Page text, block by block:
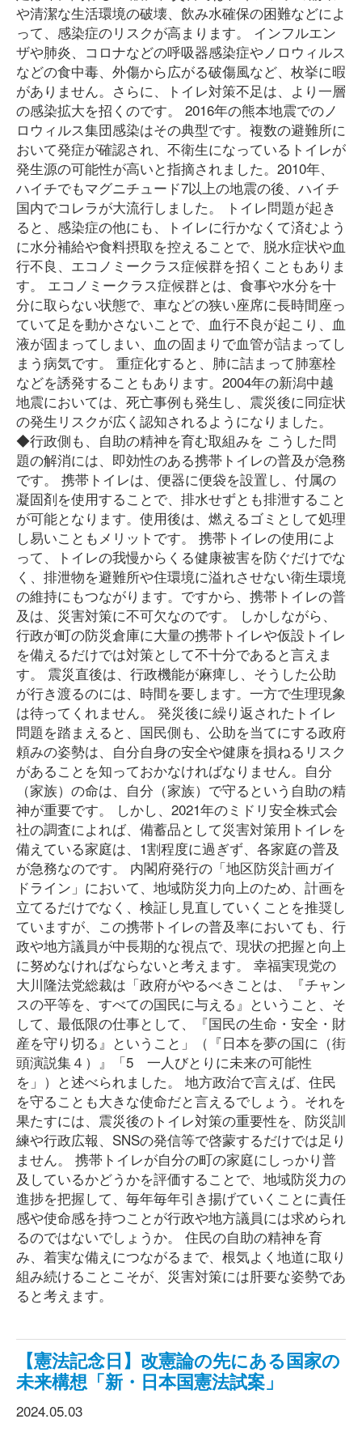
や清潔な生活環境の破壊、飲み水確保の困難などによ
って、感染症のリスクが高まります。 インフルエン
ザや肺炎、コロナなどの呼吸器感染症やノロウィルス
などの食中毒、外傷から広がる破傷風など、枚挙に暇
がありません。さらに、トイレ対策不足は、より一層
の感染拡大を招くのです。 2016年の熊本地震でのノ
ロウィルス集団感染はその典型です。複数の避難所に
おいて発症が確認され、不衛生になっているトイレが
発生源の可能性が高いと指摘されました。2010年、
ハイチでもマグニチュード7以上の地震の後、ハイチ
国内でコレラが大流行しました。 トイレ問題が起き
ると、感染症の他にも、トイレに行かなくて済むよう
に水分補給や食料摂取を控えることで、脱水症状や血
行不良、エコノミークラス症候群を招くこともありま
す。 エコノミークラス症候群とは、食事や水分を十
分に取らない状態で、車などの狭い座席に長時間座っ
ていて足を動かさないことで、血行不良が起こり、血
液が固まってしまい、血の固まりで血管が詰まってし
まう病気です。 重症化すると、肺に詰まって肺塞栓
などを誘発することもあります。2004年の新潟中越
地震においては、死亡事例も発生し、震災後に同症状
の発生リスクが広く認知されるようになりました。
◆行政側も、自助の精神を育む取組みを こうした問
題の解消には、即効性のある携帯トイレの普及が急務
です。 携帯トイレは、便器に便袋を設置し、付属の
凝固剤を使用することで、排水せずとも排泄すること
が可能となります。使用後は、燃えるゴミとして処理
し易いこともメリットです。 携帯トイレの使用によ
って、トイレの我慢からくる健康被害を防ぐだけでな
く、排泄物を避難所や住環境に溢れさせない衛生環境
の維持にもつながります。ですから、携帯トイレの普
及は、災害対策に不可欠なのです。 しかしながら、
行政が町の防災倉庫に大量の携帯トイレや仮設トイレ
を備えるだけでは対策として不十分であると言えま
す。 震災直後は、行政機能が麻痺し、そうした公助
が行き渡るのには、時間を要します。一方で生理現象
は待ってくれません。 発災後に繰り返されたトイレ
問題を踏まえると、国民側も、公助を当てにする政府
頼みの姿勢は、自分自身の安全や健康を損ねるリスク
があることを知っておかなければなりません。自分
（家族）の命は、自分（家族）で守るという自助の精
神が重要です。 しかし、2021年のミドリ安全株式会
社の調査によれば、備蓄品として災害対策用トイレを
備えている家庭は、1割程度に過ぎず、各家庭の普及
が急務なのです。 内閣府発行の「地区防災計画ガイ
ドライン」において、地域防災力向上のため、計画を
立てるだけでなく、検証し見直していくことを推奨し
ていますが、この携帯トイレの普及率においても、行
政や地方議員が中長期的な視点で、現状の把握と向上
に努めなければならないと考えます。 幸福実現党の
大川隆法党総裁は「政府がやるべきことは、『チャン
スの平等を、すべての国民に与える』ということ、そ
して、最低限の仕事として、『国民の生命・安全・財
産を守り切る』ということ」（『日本を夢の国に（街
頭演説集４）』「5 一人びとりに未来の可能性
を」）と述べられました。 地方政治で言えば、住民
を守ることも大きな使命だと言えるでしょう。それを
果たすには、震災後のトイレ対策の重要性を、防災訓
練や行政広報、SNSの発信等で啓蒙するだけでは足り
ません。 携帯トイレが自分の町の家庭にしっかり普
及しているかどうかを評価することで、地域防災力の
進捗を把握して、毎年毎年引き揚げていくことに責任
感や使命感を持つことが行政や地方議員には求められ
るのではないでしょうか。 住民の自助の精神を育
み、着実な備えにつながるまで、根気よく地道に取り
組み続けることこそが、災害対策には肝要な姿勢であ
ると考えます。
【憲法記念日】改憲論の先にある国家の
未来構想「新・日本国憲法試案」
2024.05.03